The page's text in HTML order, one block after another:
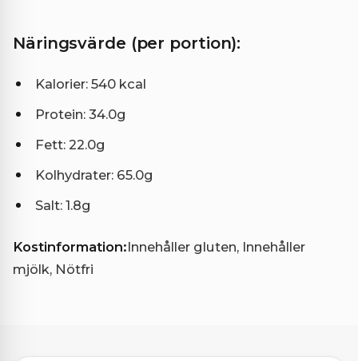
Näringsvärde (per portion):
Kalorier: 540 kcal
Protein: 34.0g
Fett: 22.0g
Kolhydrater: 65.0g
Salt: 1.8g
Kostinformation:Innehåller gluten, Innehåller
mjölk, Nötfri